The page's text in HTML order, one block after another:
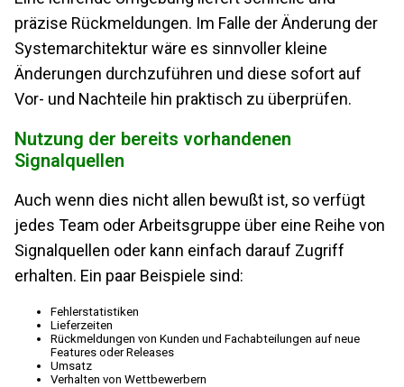
präzise Rückmeldungen. Im Falle der Änderung der
Systemarchitektur wäre es sinnvoller kleine
Änderungen durchzuführen und diese sofort auf
Vor- und Nachteile hin praktisch zu überprüfen.
Nutzung der bereits vorhandenen
Signalquellen
Auch wenn dies nicht allen bewußt ist, so verfügt
jedes Team oder Arbeitsgruppe über eine Reihe von
Signalquellen oder kann einfach darauf Zugriff
erhalten. Ein paar Beispiele sind:
Fehlerstatistiken
Lieferzeiten
Rückmeldungen von Kunden und Fachabteilungen auf neue
Features oder Releases
Umsatz
Verhalten von Wettbewerbern